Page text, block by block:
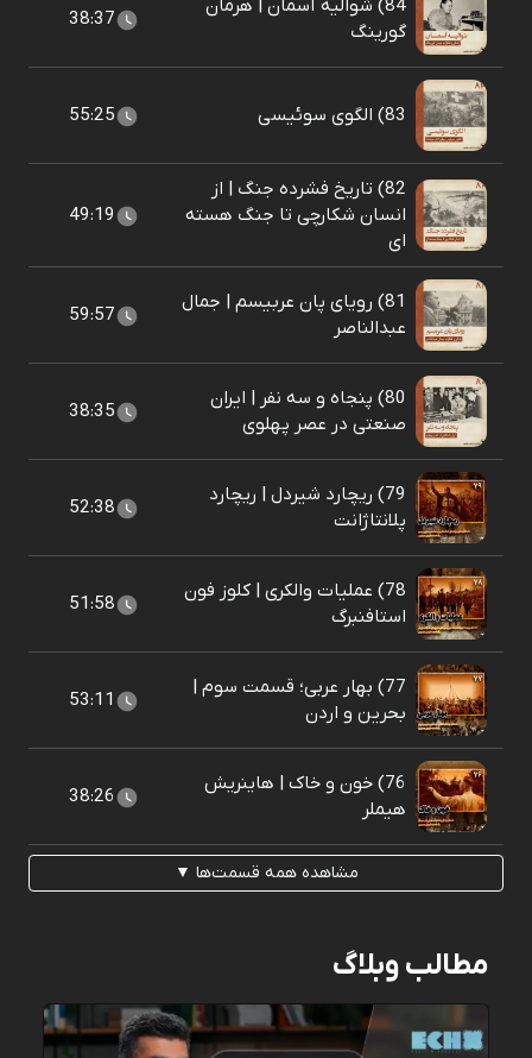
84) شوالیه آسمان | هرمان
گورینگ
38:37
83) الگوی سوئیسی 55:25
82) تاریخ فشرده جنگ | از
انسان شکارچی تا جنگ هسته
ای
49:19
81) رویای پان عربیسم | جمال
عبدالناصر
59:57
80) پنجاه و سه نفر | ایران
صنعتی در عصر پهلوی
38:35
79) ریچارد شیردل | ریچارد
پلانتاژانت
52:38
78) عملیات والکری | کلوز فون
استافنبرگ
51:58
77) بهار عربی؛ قسمت سوم |
بحرین و اردن
53:11
76) خون و خاک | هاینریش
هیملر
38:26
مشاهده همه قسمت‌ها ▼
مطالب وبلاگ